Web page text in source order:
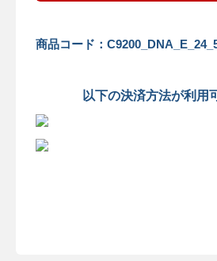
商品コード：
以下の決済方法が利用